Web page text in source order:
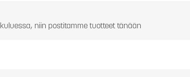
kuluessa, niin postitamme tuotteet tänään